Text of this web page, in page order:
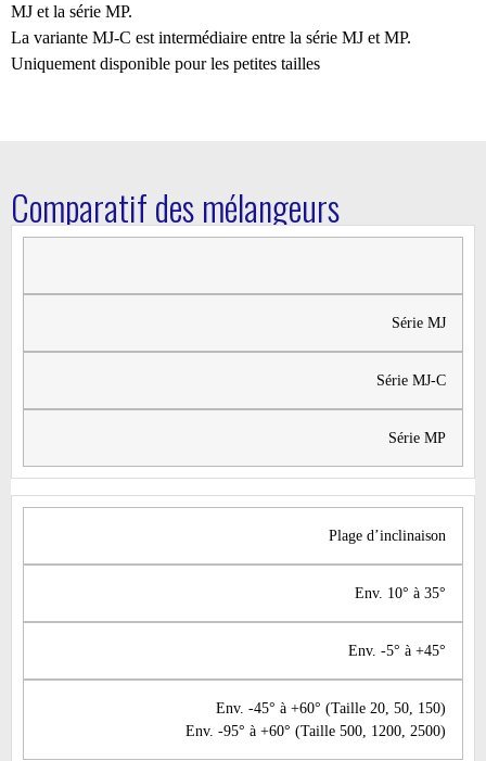
MJ et la série MP.
La variante MJ-C est intermédiaire entre la série MJ et MP.
Uniquement disponible pour les petites tailles
Comparatif des mélangeurs
Série MJ
​Série MJ-C
​Série MP
​Plage d’inclinaison
​Env. 10° à 35°
Env. -5° à +45°
​Env. -45° à +60° (Taille 20, 50, 150)
Env. -95° à +60° (Taille 500, 1200, 2500)